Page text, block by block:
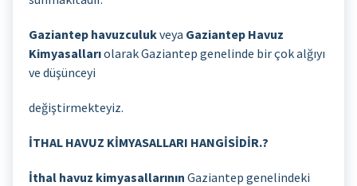
Gaziantep havuzculukveya Gaziantep Havuz
Kimyasallarıolarak Gaziantep genelinde bir çok alğıyı
ve düşünceyi
değiştirmekteyiz.
İTHAL HAVUZ KİMYASALLARI HANGİSİDİR.?
İthal havuz kimyasallarının Gaziantep genelindeki